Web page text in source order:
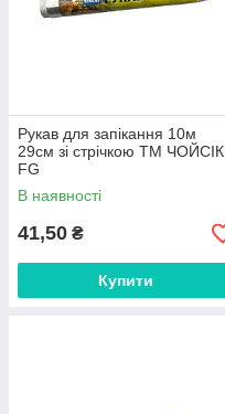
Рукав для запікання 10м
29см зі стрічкою ТМ ЧОЙСІК
FG
В наявності
41,50 ₴
Купити